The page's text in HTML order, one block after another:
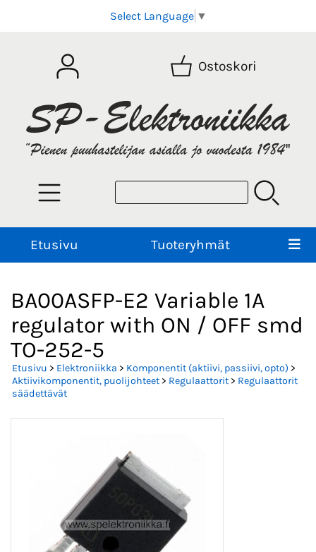
Select Language ▼
Ostoskori
Etusivu Tuoteryhmät
BA00ASFP-E2 Variable 1A
regulator with ON / OFF smd
TO-252-5
Etusivu > Elektroniikka > Komponentit (aktiivi, passiivi, opto) >
Aktiivikomponentit, puolijohteet> Regulaattorit> Regulaattorit
säädettävät